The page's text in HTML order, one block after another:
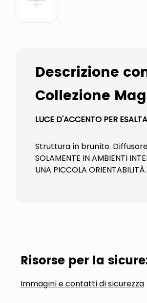
Descrizione
Collezione
LUCE D'ACCENTO PER
Struttura in brunito. Diffusore
SOLAMENTE IN AMBIENTI
UNA PICCOLA ORIENTABILITÀ.
Risorse per la
Immagini e contatti di sicurezza